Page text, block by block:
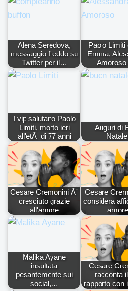
Alena Seredova,
messaggio freddo su
Twitter per il…
Paolo Limiti
Emma,
I vip salutano Paolo
Limiti, morto ieri
all'etÃ di 77 anni
Auguri di
Natale!
Cesare Cremonini Ã¨
cresciuto grazie
all'amore
Cesare
considera
amore
Malika Ayane
insultata
pesantemente sui
social,…
Cesare
racconta
rapporto con